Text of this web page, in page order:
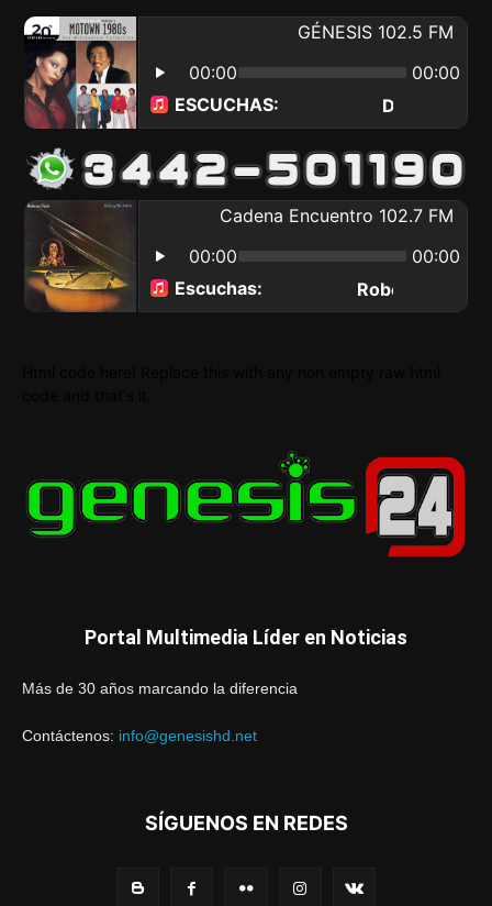
Portal Multimedia Líder en Noticias
Más de 30 años marcando la diferencia
Contáctenos: info@genesishd.net
SÍGUENOS EN REDES